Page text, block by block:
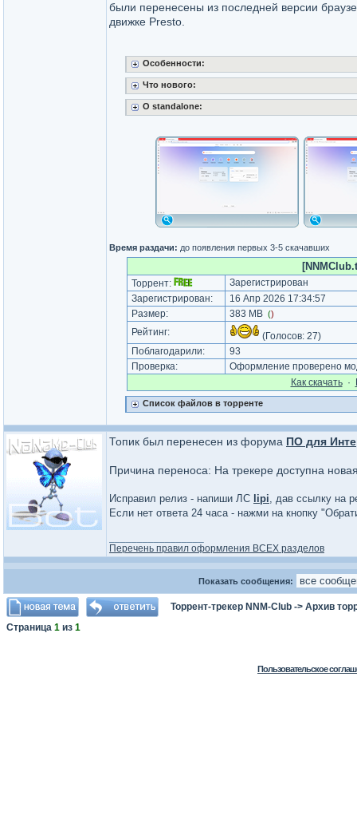
были перенесены из последней версии
движке Presto.
Особенности:
Что нового:
О standalone:
Время раздачи: до появления первых 3-5 скачавших
Торрент:
Зарегистрирован
Зарегистрирован:
16 Апр 2026 17:34:57
Размер:
383 MB ()
Рейтинг: (Голосов: 27)
Поблагодарили:
93
Проверка:
Оформление проверено
Как cкачать·
Список файлов в торренте
Топик был перенесен из форума ПО для
Причина переноса: На трекере доступна
Исправил релиз - напиши ЛС lipi, дав ссылку на
Если нет ответа 24 часа - нажми на кнопку
Перечень правил оформления ВСЕХ разделов
Показать сообщения:
Торрент-трекер NNM-Club -> Архив
Страница 1 из 1
Пользовательское